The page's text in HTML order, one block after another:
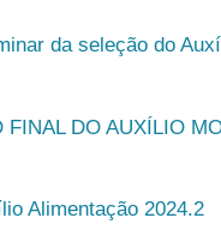
da seleção do
FINAL DO AUXÍLIO
Alimentação 2024.2